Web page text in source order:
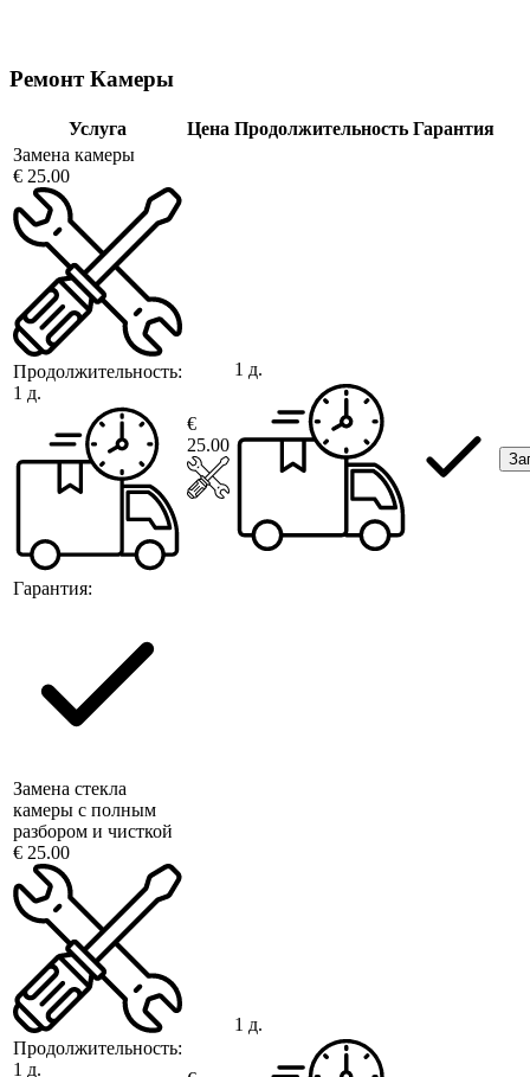
Ремонт Камеры
Услуга Цена Продолжительность Гарантия
Замена камеры
€ 25.00
Продолжительность:
1 д.
Гарантия:
€
25.00
1 д.
Замена стекла
камеры с полным
разбором и чисткой
€ 25.00
Продолжительность:
1 д.
1 д.